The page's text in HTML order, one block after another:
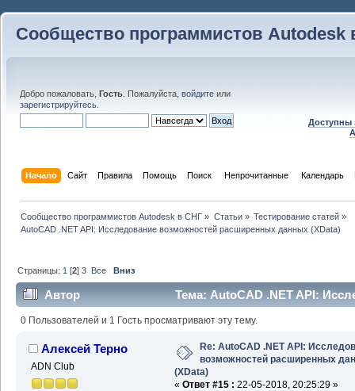
Сообщество программистов Autodesk
Добро пожаловать, Гость . Пожалуйста, войдите или
зарегистрируйтесь
Доступны
Начало Сайт Правила Помощь Поиск Непрочитанные Календарь
Сообщество программистов Autodesk в СНГ » Статьи» Тестирование статей»
AutoCAD .NET API: Исследование возможностей расширенных данных (XData)
Страницы: 1 [2]3 Все Вниз
Автор
Тема: AutoCAD .NET API:
данных (XData) (Прочитано 124810 раз)
0 Пользователей и 1 Гость просматривают эту тему.
Алексей Терно
ADN Club
Re: AutoCAD .NET API:
возможностей расширенных
(XData)
« Ответ #15 : 22-05-2018, 20:25:29 »